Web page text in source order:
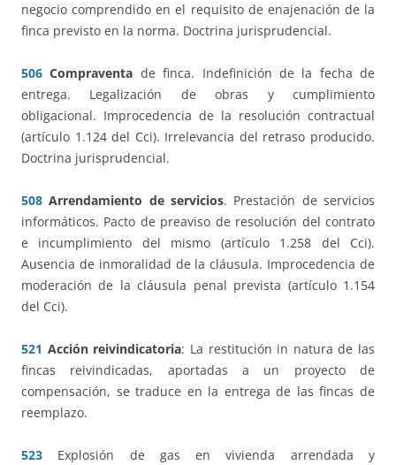
negocio comprendido en el requisito de enajenación de la
finca previsto en la norma. Doctrina jurisprudencial.
506 Compraventa de finca. Indefinición de la fecha de
entrega. Legalización de obras y cumplimiento
obligacional. Improcedencia de la resolución contractual
(artículo 1.124 del Cci). Irrelevancia del retraso producido.
Doctrina jurisprudencial.
508 Arrendamiento de servicios. Prestación de servicios
informáticos. Pacto de preaviso de resolución del contrato
e incumplimiento del mismo (artículo 1.258 del Cci).
Ausencia de inmoralidad de la cláusula. Improcedencia de
moderación de la cláusula penal prevista (artículo 1.154
del Cci).
521 Acción reivindicatoria: La restitución in natura de las
fincas reivindicadas, aportadas a un proyecto de
compensación, se traduce en la entrega de las fincas de
reemplazo.
523 Explosión de gas en vivienda arrendada y